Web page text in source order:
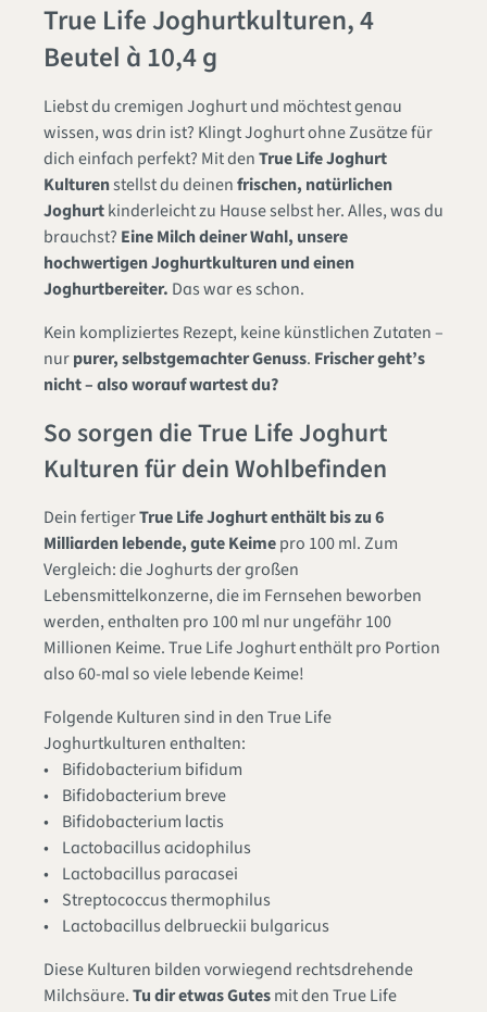
True Life Joghurtkulturen, 4
Beutel à 10,4 g
Liebst du cremigen Joghurt und möchtest genau
wissen, was drin ist? Klingt Joghurt ohne Zusätze für
dich einfach perfekt? Mit denTrue Life Joghurt
Kulturenstellst du deinenfrischen, natürlichen
Joghurtkinderleicht zu Hause selbst her. Alles, was du
brauchst? Eine Milch deiner Wahl, unsere
hochwertigen Joghurtkulturen und einen
Joghurtbereiter. Das war es schon.
Kein kompliziertes Rezept, keine künstlichen Zutaten –
nurpurer, selbstgemachter Genuss. Frischer geht’s
nicht – also worauf wartest du?
So sorgen die True Life Joghurt
Kulturen für dein Wohlbefinden
Dein fertigerTrue Life Joghurt enthält bis zu 6
Milliarden lebende, gute Keimepro 100 ml. Zum
Vergleich: die Joghurts der großen
Lebensmittelkonzerne, die im Fernsehen beworben
werden, enthalten pro 100 ml nur ungefähr 100
Millionen Keime. True Life Joghurt enthält pro Portion
also 60-mal so viele lebende Keime!
Folgende Kulturen sind in den True Life
Joghurtkulturen enthalten:
• Bifidobacterium bifidum
• Bifidobacterium breve
• Bifidobacterium lactis
• Lactobacillus acidophilus
• Lactobacillus paracasei
• Streptococcus thermophilus
• Lactobacillus delbrueckii bulgaricus
Diese Kulturen bilden vorwiegend rechtsdrehende
Milchsäure.Tu dir etwas Gutesmit den True Life